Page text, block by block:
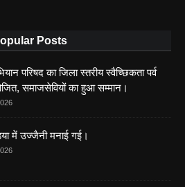
Posts
परिषद का जिला स्तरीय स्वैच्छिकता पर्व
समाजसेवियों का हुआ सम्मान।
में उज्जैनी मनाई गई।